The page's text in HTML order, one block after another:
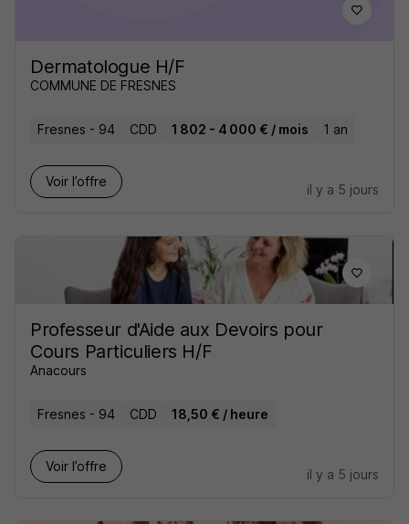
Dermatologue H/F
COMMUNE DE FRESNES
Fresnes - 94 CDD 1 802 - 4 000 € / mois 1 an
Voir l’offre
il y a 5 jours
Professeur d'Aide aux Devoirs pour
Cours Particuliers H/F
Anacours
Fresnes - 94 CDD 18,50 € / heure
Voir l’offre
il y a 5 jours